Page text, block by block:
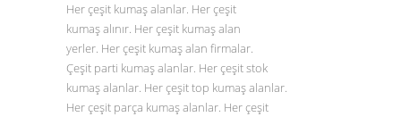
Her çeşit kumaş alanlar. Her çeşit
kumaş alınır. Her çeşit kumaş alan
yerler. Her çeşit kumaş alan firmalar.
Çeşit parti kumaş alanlar. Her çeşit stok
kumaş alanlar. Her çeşit top kumaş alanlar.
Her çeşit parça kumaş alanlar. Her çeşit